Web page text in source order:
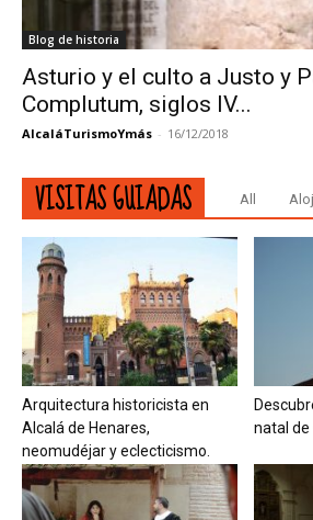
Blog de historia
Asturio y el culto a Justo y
Complutum, siglos IV...
AlcaláTurismoYmás - 16/12/2018
VISITAS GUIADAS All
Arquitectura historicista en
Alcalá de Henares,
neomudéjar y eclecticismo.
natal de